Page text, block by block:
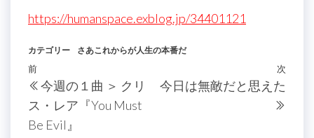
https://humanspace.exblog.jp/34401121
カテゴリー さあこれからが人生の本番だ
投
稿
ナ
過
去
の
投
前
今週の１曲 ＞ クリ
ス・レア『You Must
Be Evil』
次
次
今日は無敵だと思えた